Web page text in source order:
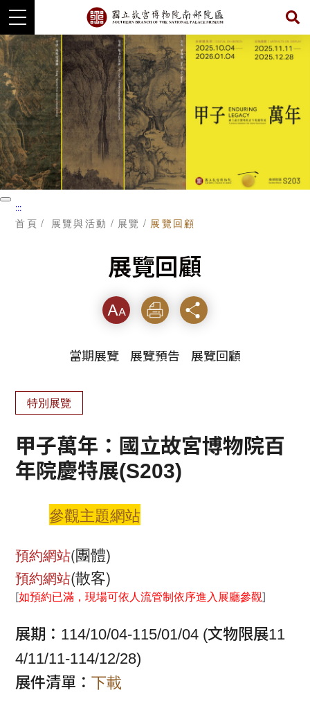
跳
到
主
要
內
容
暫
停
:::
首頁 展覽與活動 展覽 展覽回顧
展覽回顧
字級 列印 分享
當期展覽 展覽預告 展覽回顧
特別展覽
甲子萬年：國立故宮博物院百
年院慶特展(S203)
參觀主題網站
預約網站(團體)
預約網站(散客)
[如預約已滿，現場可依人流管制依序進入展廳參觀]
展期：114/10/04-115/01/04 (文物限展11
4/11/11-114/12/28)
展件清單：下載